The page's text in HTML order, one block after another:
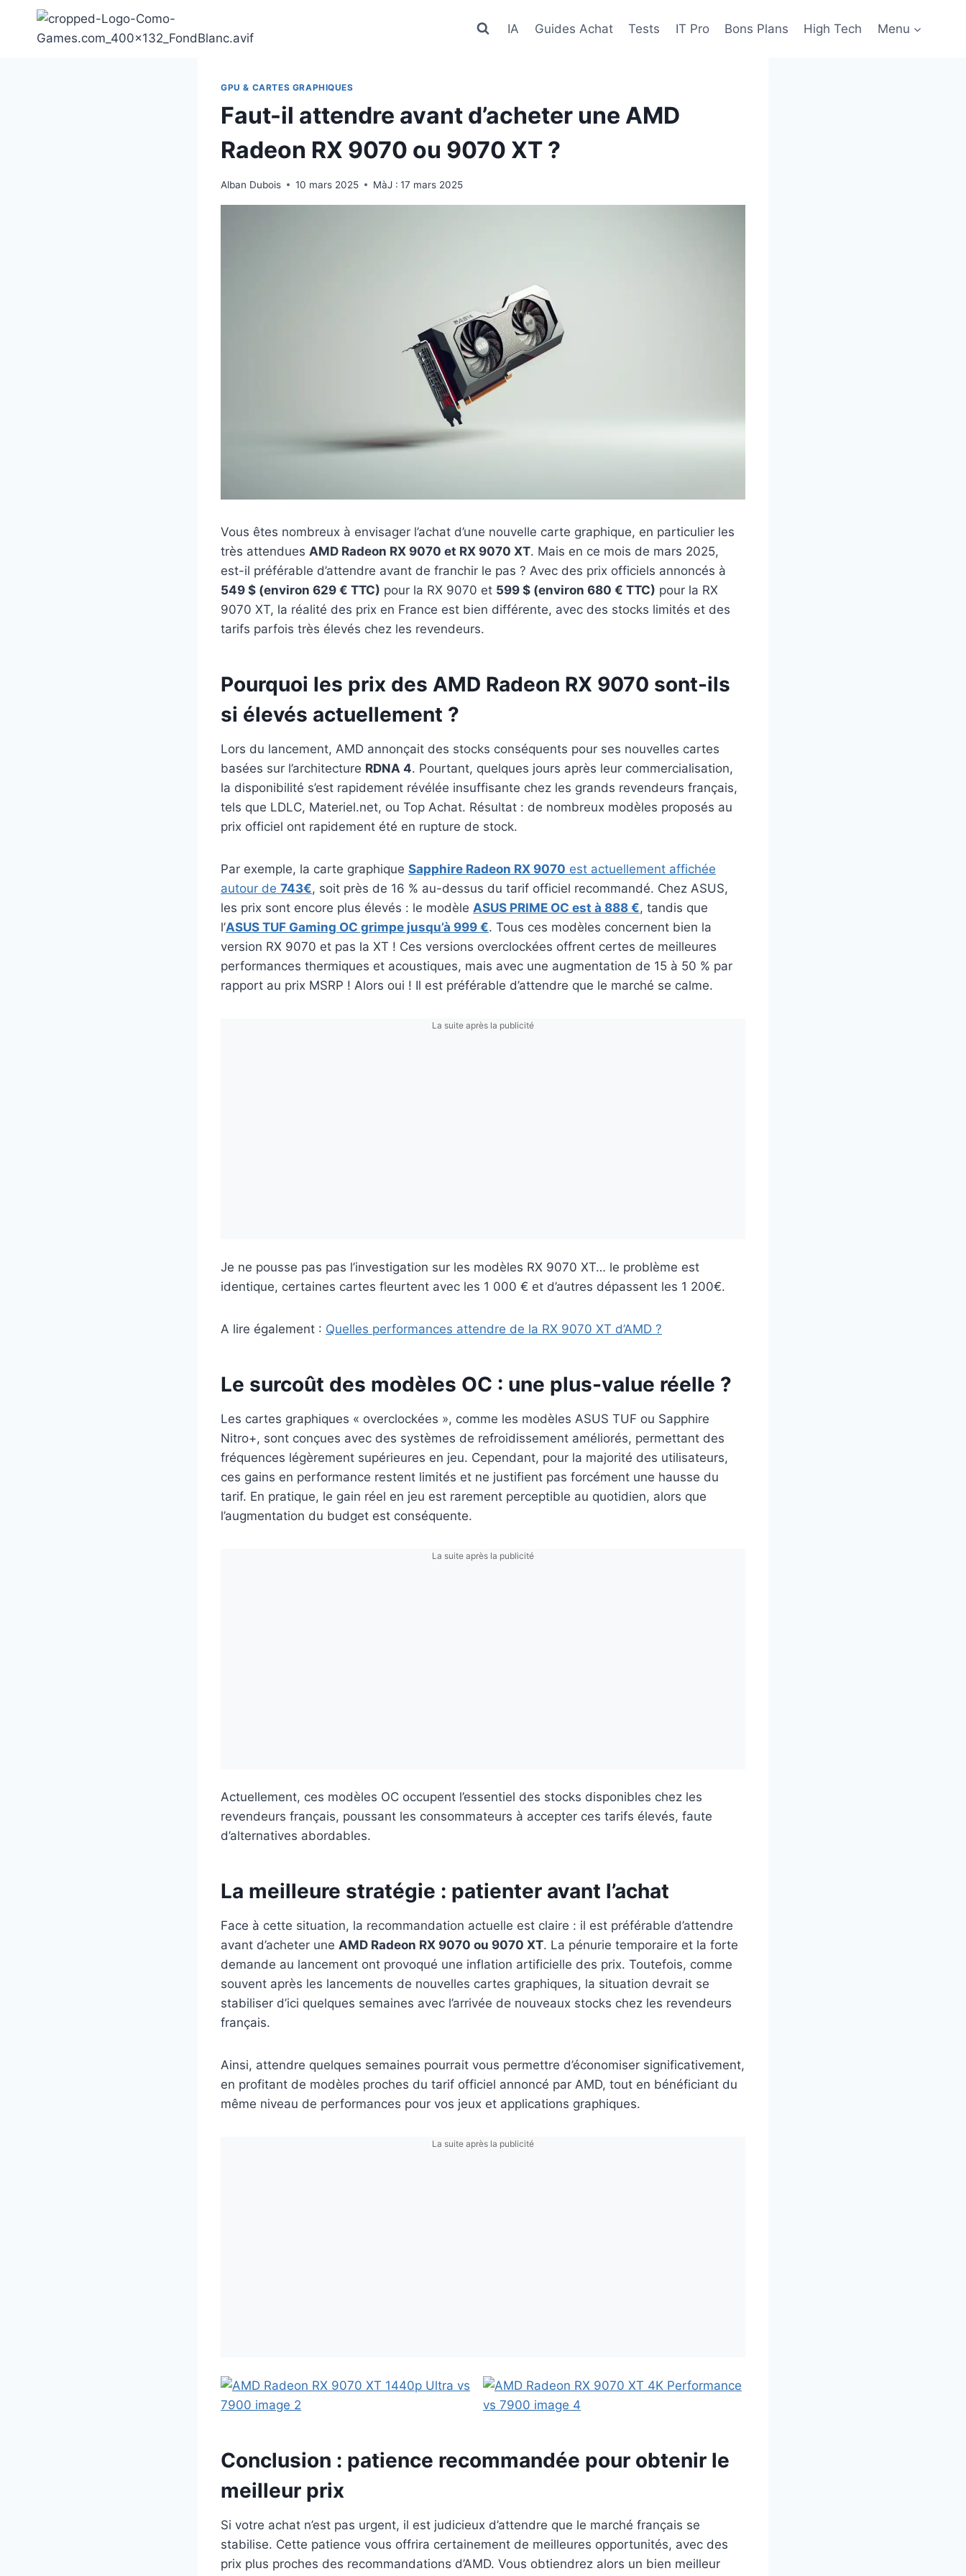
contenu
IA Guides Achat Tests IT Pro Bons Plans High Tech Menu
GPU & CARTES GRAPHIQUES
Faut-il attendre avant d’acheter une AMD
Radeon RX 9070 ou 9070 XT ?
Alban Dubois 10 mars 2025 MàJ : 17 mars 2025
Vous êtes nombreux à envisager l’achat d’une nouvelle carte graphique, en particulier les
très attendues AMD Radeon RX 9070 et RX 9070 XT. Mais en ce mois de mars 2025,
est-il préférable d’attendre avant de franchir le pas ? Avec des prix officiels annoncés à
549 $ (environ 629 € TTC) pour la RX 9070 et 599 $ (environ 680 € TTC) pour la RX
9070 XT, la réalité des prix en France est bien différente, avec des stocks limités et des
tarifs parfois très élevés chez les revendeurs.
Pourquoi les prix des AMD Radeon RX 9070 sont-ils
si élevés actuellement ?
Lors du lancement, AMD annonçait des stocks conséquents pour ses nouvelles cartes
basées sur l’architecture RDNA 4. Pourtant, quelques jours après leur commercialisation,
la disponibilité s’est rapidement révélée insuffisante chez les grands revendeurs français,
tels que LDLC, Materiel.net, ou Top Achat. Résultat : de nombreux modèles proposés au
prix officiel ont rapidement été en rupture de stock.
Par exemple, la carte graphique Sapphire Radeon RX 9070 est actuellement affichée
autour de 743€, soit près de 16 % au-dessus du tarif officiel recommandé. Chez ASUS,
les prix sont encore plus élevés : le modèle ASUS PRIME OC est à 888 €, tandis que
l’ASUS TUF Gaming OC grimpe jusqu’à 999 €. Tous ces modèles concernent bien la
version RX 9070 et pas la XT ! Ces versions overclockées offrent certes de meilleures
performances thermiques et acoustiques, mais avec une augmentation de 15 à 50 % par
rapport au prix MSRP ! Alors oui ! Il est préférable d’attendre que le marché se calme.
La suite après la publicité
Je ne pousse pas pas l’investigation sur les modèles RX 9070 XT… le problème est
identique, certaines cartes fleurtent avec les 1 000 € et d’autres dépassent les 1 200€.
A lire également : Quelles performances attendre de la RX 9070 XT d’AMD ?
Le surcoût des modèles OC : une plus-value réelle ?
Les cartes graphiques « overclockées », comme les modèles ASUS TUF ou Sapphire
Nitro+, sont conçues avec des systèmes de refroidissement améliorés, permettant des
fréquences légèrement supérieures en jeu. Cependant, pour la majorité des utilisateurs,
ces gains en performance restent limités et ne justifient pas forcément une hausse du
tarif. En pratique, le gain réel en jeu est rarement perceptible au quotidien, alors que
l’augmentation du budget est conséquente.
La suite après la publicité
Actuellement, ces modèles OC occupent l’essentiel des stocks disponibles chez les
revendeurs français, poussant les consommateurs à accepter ces tarifs élevés, faute
d’alternatives abordables.
La meilleure stratégie : patienter avant l’achat
Face à cette situation, la recommandation actuelle est claire : il est préférable d’attendre
avant d’acheter une AMD Radeon RX 9070 ou 9070 XT. La pénurie temporaire et la forte
demande au lancement ont provoqué une inflation artificielle des prix. Toutefois, comme
souvent après les lancements de nouvelles cartes graphiques, la situation devrait se
stabiliser d’ici quelques semaines avec l’arrivée de nouveaux stocks chez les revendeurs
français.
Ainsi, attendre quelques semaines pourrait vous permettre d’économiser significativement,
en profitant de modèles proches du tarif officiel annoncé par AMD, tout en bénéficiant du
même niveau de performances pour vos jeux et applications graphiques.
La suite après la publicité
Conclusion : patience recommandée pour obtenir le
meilleur prix
Si votre achat n’est pas urgent, il est judicieux d’attendre que le marché français se
stabilise. Cette patience vous offrira certainement de meilleures opportunités, avec des
prix plus proches des recommandations d’AMD. Vous obtiendrez alors un bien meilleur